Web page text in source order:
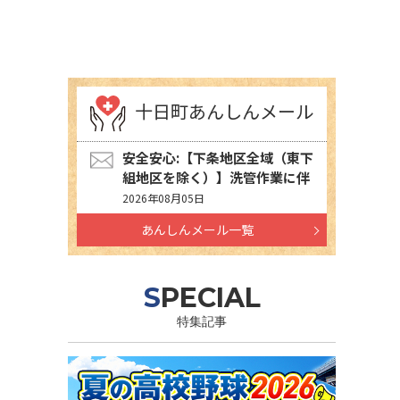
十日町あんしんメール
安全安心:【下条地区全域（東下
組地区を除く）】洗管作業に伴
う水道の濁りの発生について
2026年08月05日
あんしんメール一覧
SPECIAL
特集記事